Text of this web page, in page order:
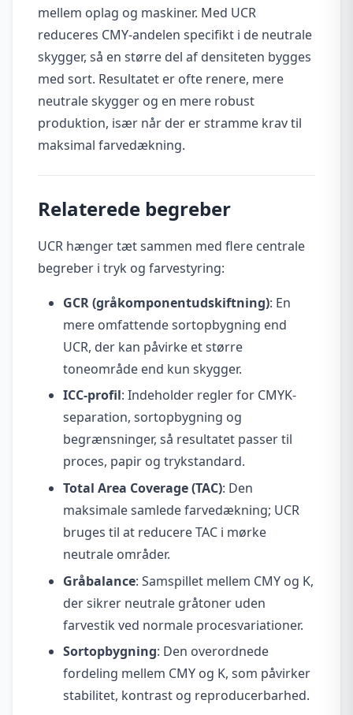
mellem oplag og maskiner. Med UCR
reduceres CMY-andelen specifikt i de neutrale
skygger, så en større del af densiteten bygges
med sort. Resultatet er ofte renere, mere
neutrale skygger og en mere robust
produktion, især når der er stramme krav til
maksimal farvedækning.
Relaterede begreber
UCR hænger tæt sammen med flere centrale
begreber i tryk og farvestyring:
GCR (gråkomponentudskiftning): En
mere omfattende sortopbygning end
UCR, der kan påvirke et større
toneområde end kun skygger.
ICC-profil: Indeholder regler for CMYK-
separation, sortopbygning og
begrænsninger, så resultatet passer til
proces, papir og trykstandard.
Total Area Coverage (TAC): Den
maksimale samlede farvedækning; UCR
bruges til at reducere TAC i mørke
neutrale områder.
Gråbalance: Samspillet mellem CMY og K,
der sikrer neutrale gråtoner uden
farvestik ved normale procesvariationer.
Sortopbygning: Den overordnede
fordeling mellem CMY og K, som påvirker
stabilitet, kontrast og reproducerbarhed.